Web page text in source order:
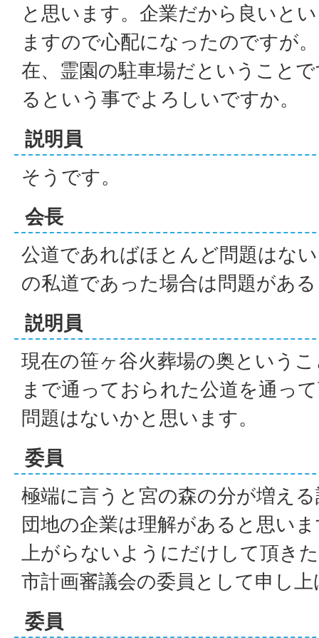
と思います。企業だから良いと
ますので心配になったのですが
在、霊園の駐車場だということ
るという事でよろしいですか。
説明員
そうです。
会長
公道であればほとんど問題はな
の私道であった場合は問題があ
説明員
現在の笹ヶ谷火葬場の奥という
まで通っておられた公道を通っ
問題はないかと思います。
委員
極端に言うと宮の森の分が増え
団地の企業は理解があると思い
上がらないようにだけして頂き
市計画審議会の委員として申し
委員